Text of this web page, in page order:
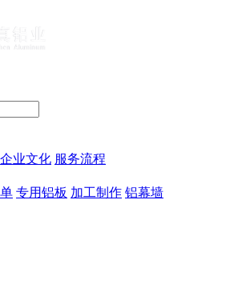
企业文化 服务流程
专用铝板 加工制作 铝幕墙